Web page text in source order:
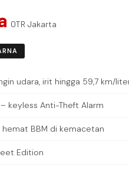
OTR Jakarta
udara, irit hingga 59,7 km/
keyless Anti-Theft Alarm
BBM di kemacetan
Edition